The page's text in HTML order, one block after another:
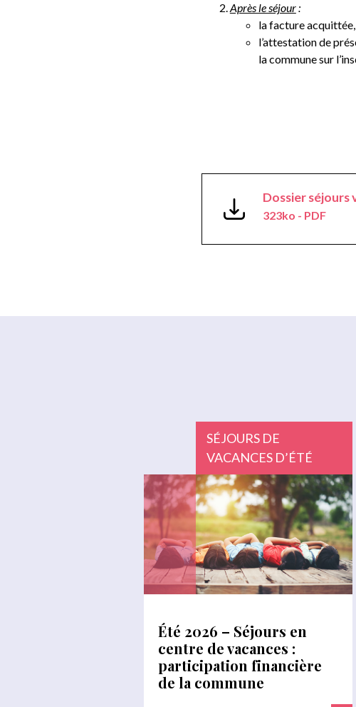
Après le séjour:
la facture
l’attestation de
la commune sur
Dossier séjours
323ko - PDF
SÉJOURS DE
VACANCES D’ÉTÉ
Été 2026 – Séjours en
centre de vacances :
participation financière
de la commune